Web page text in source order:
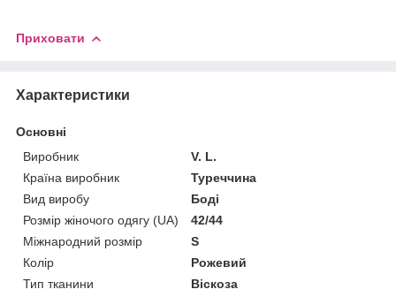
Приховати
Характеристики
Основні
Виробник
V. L.
Країна виробник
Туреччина
Вид виробу
Боді
Розмір жіночого одягу (UA)
42/44
Міжнародний розмір
S
Колір
Рожевий
Тип тканини
Віскоза